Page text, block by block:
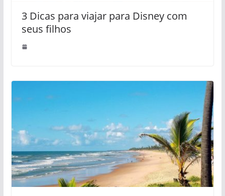
3 Dicas para viajar para Disney com
seus filhos